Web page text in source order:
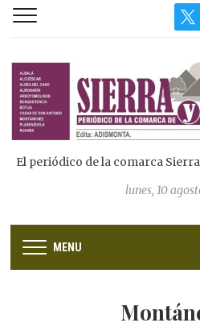
El periódico de la comarca
lunes, 10
MENU